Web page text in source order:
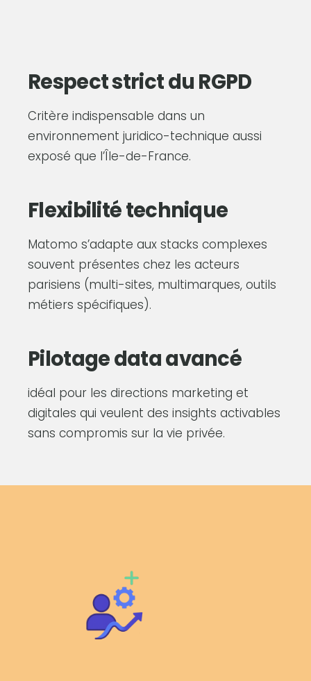
Respect strict du RGPD
Critère indispensable dans un
environnement juridico-technique aussi
exposé que l’Île-de-France.
Flexibilité technique
Matomo s’adapte aux stacks complexes
souvent présentes chez les acteurs
parisiens (multi-sites, multimarques, outils
métiers spécifiques).
Pilotage data avancé
idéal pour les directions marketing et
digitales qui veulent des insights activables
sans compromis sur la vie privée.